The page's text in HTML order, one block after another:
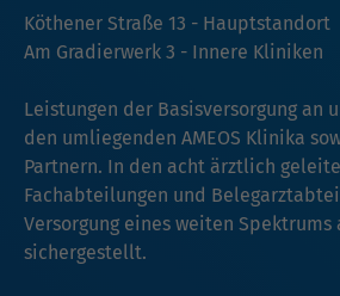
Köthener Straße 13 - Hauptstandort
Am Gradierwerk 3 - Innere Kliniken
Leistungen der Basisversorgung an
den umliegenden AMEOS Klinika
Partnern. In den acht ärztlich
Fachabteilungen und
Versorgung eines weiten Spektrums
sichergestellt.